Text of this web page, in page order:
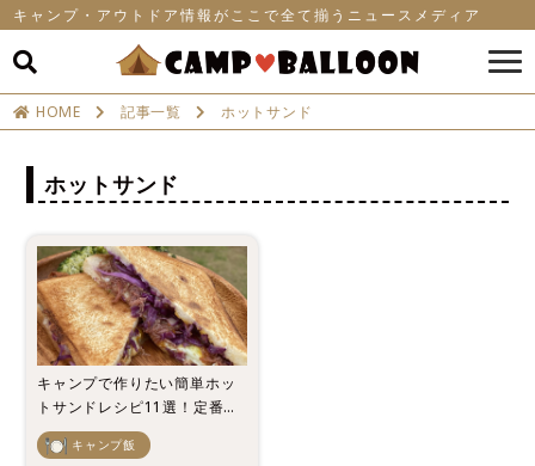
キャンプ・アウトドア情報がここで全て揃うニュースメディア
HOME 記事一覧 ホットサンド
ホットサンド
キャンプで作りたい簡単ホッ
トサンドレシピ11選！定番か
ら変わり種までご紹介
キャンプ飯